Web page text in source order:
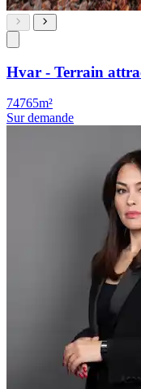
Hvar - Terrain
74765m²
Sur demande